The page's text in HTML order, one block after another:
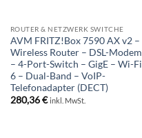
ROUTER & NETZWERK SWITCHE
AVM FRITZ!Box 7590 AX v2 –
Wireless Router – DSL-Modem
– 4-Port-Switch – GigE – Wi-Fi
6 – Dual-Band – VoIP-
Telefonadapter (DECT)
280,36€ inkl. MwSt.